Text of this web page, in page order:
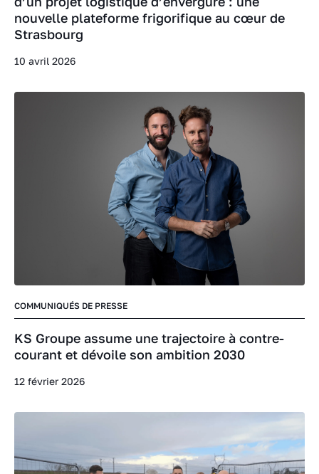
nouvelle plateforme frigorifique au cœur de
Strasbourg
10 avril 2026
COMMUNIQUÉS DE PRESSE
KS Groupe assume une trajectoire à contre-
courant et dévoile son ambition 2030
12 février 2026